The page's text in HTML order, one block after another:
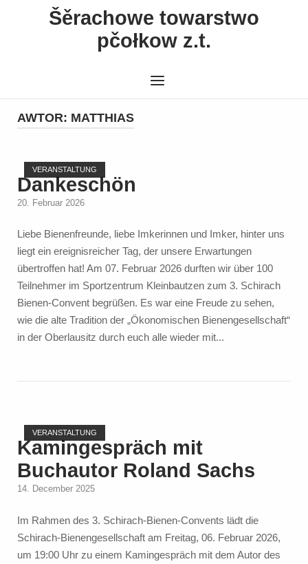
Šěrachowe towarstwo
pčołkow z.t.
Menu
AWTOR: MATTHIAS
VERANSTALTUNG
Dankeschön
20. Februar 2026
Liebe Bienenfreunde, liebe Imkerinnen und Imker, hinter uns
liegt ein ereignisreicher Tag, der unsere Erwartungen
übertroffen hat! Am 07. Februar 2026 durften wir über 100
Teilnehmer im Sportzentrum Kleinbautzen zum 3. Schirach
Bienen-Convent begrüßen. Es war eine Freude zu sehen,
wie die alte Tradition der „Ökonomischen Bienengesellschaft“
in der Oberlausitz durch euch alle wieder mit...
VERANSTALTUNG
Kamingespräch mit
Buchautor Roland Sachs
14. December 2025
Im Rahmen des 3. Schirach-Bienen-Convents lädt die
Schirach-Bienengesellschaft am Freitag, 06. Februar 2026,
um 19:00 Uhr zu einem Kamingespräch mit dem Autor des